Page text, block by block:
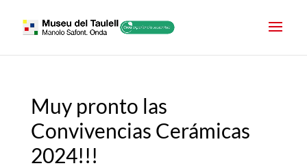
Muy pronto las
Convivencias Cerámicas
2024!!!